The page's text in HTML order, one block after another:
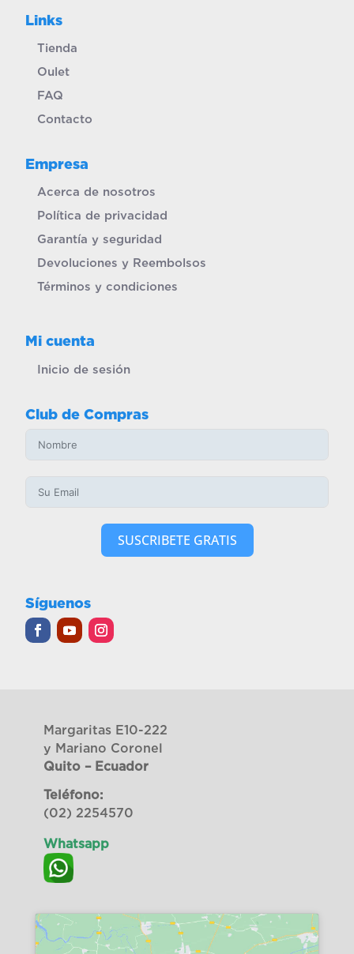
Links
Tienda
Oulet
FAQ
Contacto
Empresa
Acerca de nosotros
Política de privacidad
Garantía y seguridad
Devoluciones y Reembolsos
Términos y condiciones
Mi cuenta
Inicio de sesión
Club de Compras
SUSCRIBETE GRATIS
Síguenos
Margaritas E10-222
y Mariano Coronel
Quito – Ecuador
Teléfono:
(02) 2254570
Whatsapp